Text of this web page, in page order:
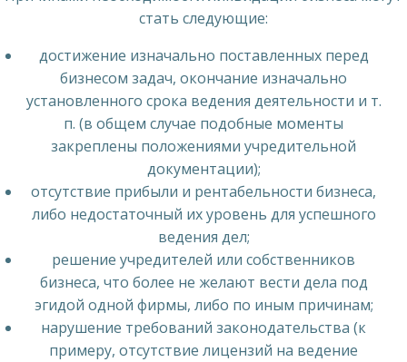
стать следующие:
достижение изначально поставленных перед
бизнесом задач, окончание изначально
установленного срока ведения деятельности и т.
п. (в общем случае подобные моменты
закреплены положениями учредительной
документации);
отсутствие прибыли и рентабельности бизнеса,
либо недостаточный их уровень для успешного
ведения дел;
решение учредителей или собственников
бизнеса, что более не желают вести дела под
эгидой одной фирмы, либо по иным причинам;
нарушение требований законодательства (к
примеру, отсутствие лицензий на ведение